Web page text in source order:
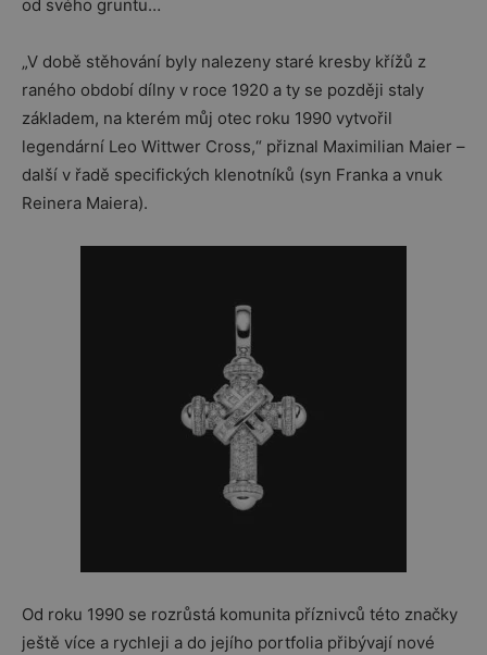
od svého gruntu…
„V době stěhování byly nalezeny staré kresby křížů z
raného období dílny v roce 1920 a ty se později staly
základem, na kterém můj otec roku 1990 vytvořil
legendární Leo Wittwer Cross,“ přiznal Maximilian Maier –
další v řadě specifických klenotníků (syn Franka a vnuk
Reinera Maiera).
Od roku 1990 se rozrůstá komunita příznivců této značky
ještě více a rychleji a do jejího portfolia přibývají nové